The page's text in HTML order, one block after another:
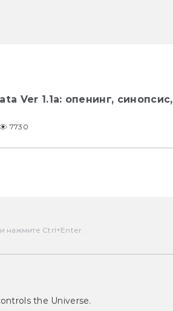
Ver 1.1a: опенинг, синопсис,
7730
нажмите Ctrl+Enter.
the Universe.